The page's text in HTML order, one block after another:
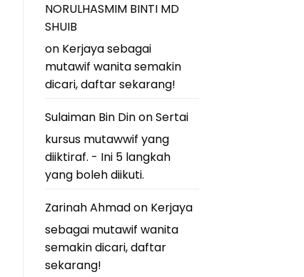
NORULHASMIM BINTI MD
SHUIB
on Kerjaya sebagai
mutawif wanita semakin
dicari, daftar sekarang!
Sulaiman Bin DinonSertai
kursus mutawwif yang
diiktiraf. - Ini 5 langkah
yang boleh diikuti.
Zarinah Ahmadon Kerjaya
sebagai mutawif wanita
semakin dicari, daftar
sekarang!